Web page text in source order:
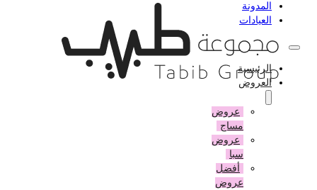
المدونة
العيادات
الرئيسية
العروض
عروض
عروض
أفضل